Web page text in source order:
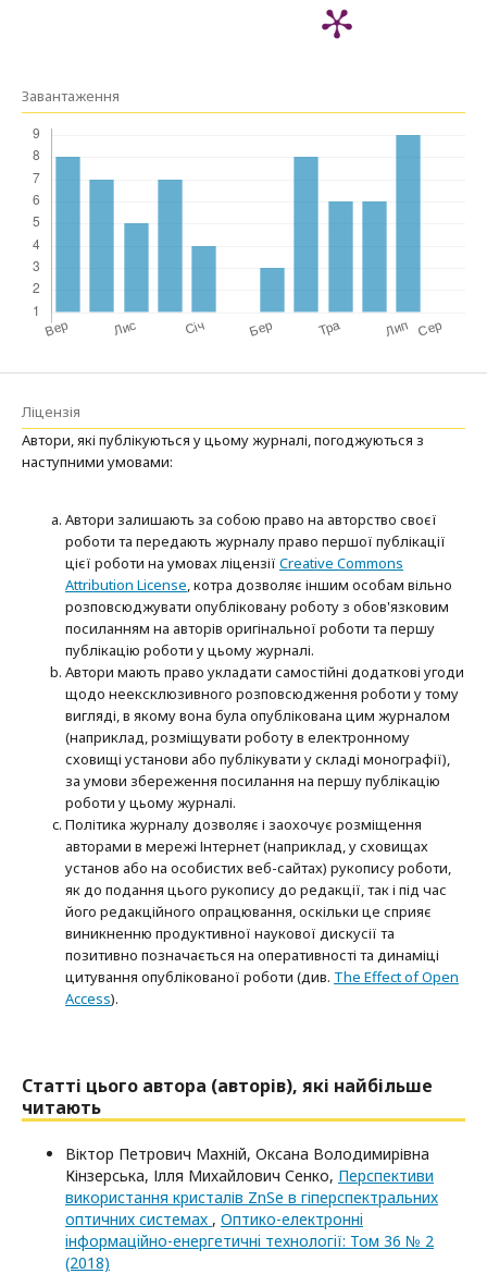
Завантаження
Ліцензія
Автори, які публікуються у цьому журналі, погоджуються з
наступними умовами:
Автори залишають за собою право на авторство своєї
роботи та передають журналу право першої публікації
цієї роботи на умовах ліцензії Creative Commons
Attribution License, котра дозволяє іншим особам вільно
розповсюджувати опубліковану роботу з обов'язковим
посиланням на авторів оригінальної роботи та першу
публікацію роботи у цьому журналі.
Автори мають право укладати самостійні додаткові угоди
щодо неексклюзивного розповсюдження роботи у тому
вигляді, в якому вона була опублікована цим журналом
(наприклад, розміщувати роботу в електронному
сховищі установи або публікувати у складі монографії),
за умови збереження посилання на першу публікацію
роботи у цьому журналі.
Політика журналу дозволяє і заохочує розміщення
авторами в мережі Інтернет (наприклад, у сховищах
установ або на особистих веб-сайтах) рукопису роботи,
як до подання цього рукопису до редакції, так і під час
його редакційного опрацювання, оскільки це сприяє
виникненню продуктивної наукової дискусії та
позитивно позначається на оперативності та динаміці
цитування опублікованої роботи (див. The Effect of Open
Access).
Статті цього автора (авторів), які найбільше
читають
Віктор Петрович Махній, Оксана Володимирівна
Кінзерська, Ілля Михайлович Сенко, Перспективи
використання кристалів ZnSe в гіперспектральних
оптичних системах , Оптико-електроннi
iнформацiйно-енергетичнi технологiї: Том 36 № 2
(2018)